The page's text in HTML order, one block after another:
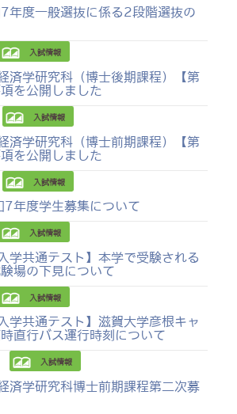
7年度一般選抜に係る2段階選抜の
入試情報
済学研究科（博士後期課程）【第
を公開しました
入試情報
済学研究科（博士前期課程）【第
を公開しました
入試情報
7年度学生募集について
入試情報
学共通テスト】本学で受験される
場の下見について
入試情報
学共通テスト】滋賀大学彦根キャ
直行バス運行時刻について
入試情報
済学研究科博士前期課程第二次募